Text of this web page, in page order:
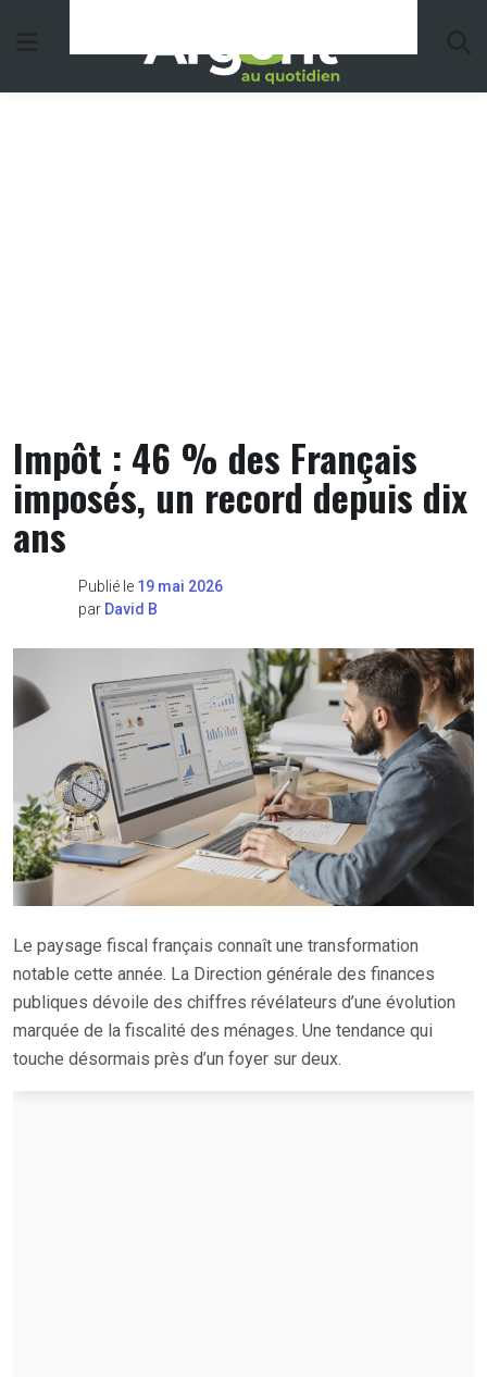
Impôt : 46 % des Français
imposés, un record depuis dix
ans
Publié le 19 mai 2026
par David B
Le paysage fiscal français connaît une transformation
notable cette année. La Direction générale des finances
publiques dévoile des chiffres révélateurs d’une évolution
marquée de la fiscalité des ménages. Une tendance qui
touche désormais près d’un foyer sur deux.